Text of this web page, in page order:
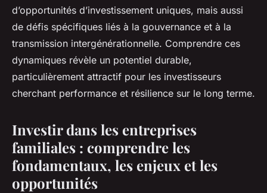
Tiago•24 juillet 2025•9 min de lecture
d’opportunités d’investissement uniques, mais aussi
de défis spécifiques liés à la gouvernance et à la
transmission intergénérationnelle. Comprendre ces
dynamiques révèle un potentiel durable,
particulièrement attractif pour les investisseurs
cherchant performance et résilience sur le long terme.
Investir dans les entreprises
familiales : comprendre les
fondamentaux, les enjeux et les
opportunités